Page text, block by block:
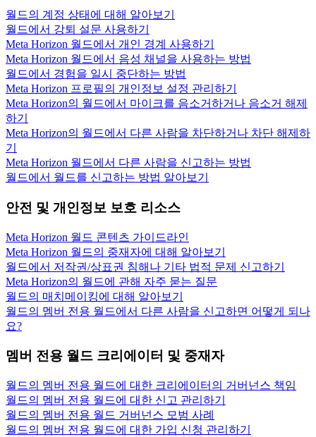
월드의 계정 상태에 대해 알아보기
월드에서 강퇴 설문 사용하기
Meta Horizon 월드에서 개인 경계 사용하기
Meta Horizon 월드에서 음성 채널을 사용하는 방법
월드에서 경험을 일시 중단하는 방법
Meta Horizon 프로필의 개인정보 설정 관리하기
Meta Horizon의 월드에서 마이크를 음소거하거나 음소거 해제
하기
Meta Horizon의 월드에서 다른 사람을 차단하거나 차단 해제하
기
Meta Horizon 월드에서 다른 사람을 신고하는 방법
월드에서 월드를 신고하는 방법 알아보기
안전 및 개인정보 보호 리소스
Meta Horizon 월드 콘텐츠 가이드라인
Meta Horizon 월드의 중재자에 대해 알아보기
월드에서 저작권/상표권 침해나 기타 법적 문제 신고하기
Meta Horizon의 월드에 관해 자주 묻는 질문
월드의 매치메이킹에 대해 알아보기
월드의 멤버 전용 월드에서 다른 사람을 신고하면 어떻게 되나
요?
멤버 전용 월드 크리에이터 및 중재자
월드의 멤버 전용 월드에 대한 크리에이터의 거버넌스 책임
월드의 멤버 전용 월드에 대한 신고 관리하기
월드의 멤버 전용 월드 거버넌스 모범 사례
월드의 멤버 전용 월드에 대한 가입 신청 관리하기